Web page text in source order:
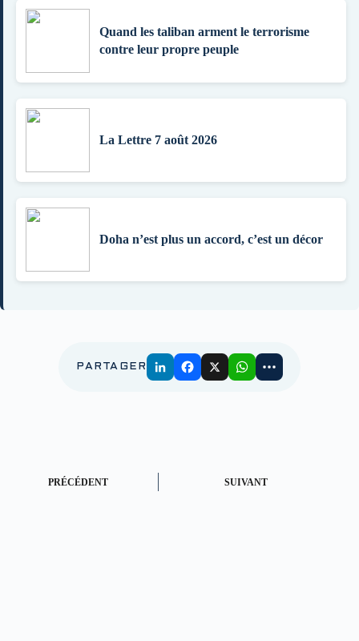
Quand les taliban arment le terrorisme
contre leur propre peuple
La Lettre 7 août 2026
Doha n’est plus un accord, c’est un décor
PARTAGER
PRÉCÉDENT SUIVANT